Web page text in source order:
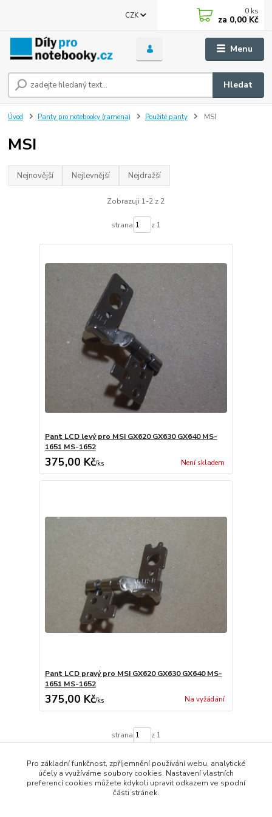
Menu
CZK
Hledat
0 ks
za 0,00 Kč
Úvod Panty pro notebooky (ramena) Použité panty MSI
MSI
Nejnovější Nejlevnější Nejdražší
Zobrazuji 1-2 z 2
strana z 1
Pant LCD levý pro MSI GX620 GX630 GX640 MS-
1651 MS-1652
375,00 Kč/ks Není skladem
Pant LCD pravý pro MSI GX620 GX630 GX640 MS-
1651 MS-1652
375,00 Kč/ks Na vyžádání
strana z 1
Pro základní funkčnost, zpříjemnění používání webu, analytické
účely a využíváme soubory cookies. Nastavení vlastních
preferencí cookies můžete kdykoli upravit odkazem ve spodní
části stránek.